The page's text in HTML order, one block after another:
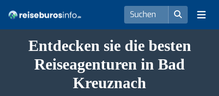
Entdecken sie die besten
Reiseagenturen in Bad
Kreuznach